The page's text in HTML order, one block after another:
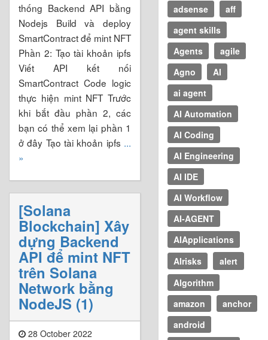
thống Backend API bằng
Nodejs Build và deploy
SmartContract để mint NFT
Phần 2: Tạo tài khoản ipfs
Viết API kết nối
SmartContract Code logic
thực hiện mint NFT Trước
khi bắt đầu phần 2, các
bạn có thể xem lại phần 1
ở đây Tạo tài khoản ipfs ...
»
[Solana
Blockchain] Xây
dựng Backend
API để mint NFT
trên Solana
Network bằng
NodeJS (1)
28 October 2022
adsense
aff
agent skills
Agents
agile
Agno
AI
ai agent
AI Automation
AI Coding
AI Engineering
AI IDE
AI Workflow
AI-AGENT
AIApplications
AIrisks
alert
Algorithm
amazon
anchor
android